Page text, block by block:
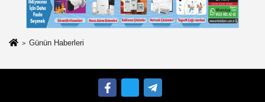
Günün Haberleri